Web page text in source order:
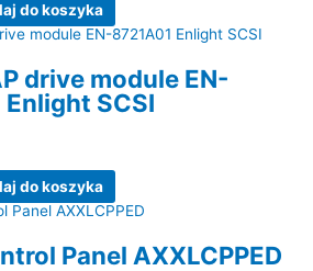
do koszyka
drive module EN-
SCSI
do koszyka
Panel AXXLCPPED